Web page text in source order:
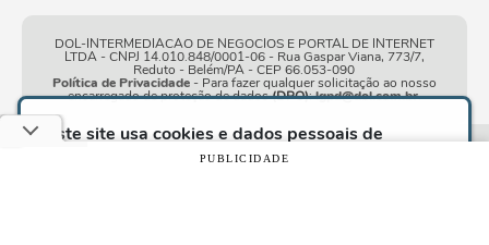
Este site usa cookies e dados pessoais de
acordo com os nossosTermos de Uso e Política
e, ao continuar navegando neste
DOL-INTERMEDIACAO DE NEGOCIOS E PORTAL DE INTERNET
LTDA - CNPJ 14.010.848/0001-06 - Rua Gaspar Viana, 773/7,
Reduto - Belém/PA - CEP 66.053-090
Política de Privacidade- Para fazer qualquer solicitação ao nosso
encarregado de proteção de dados(DPO):lgpd@dol.com.br.
| © Copyright 2010-2026 DOL - Diário
PUBLICIDADE